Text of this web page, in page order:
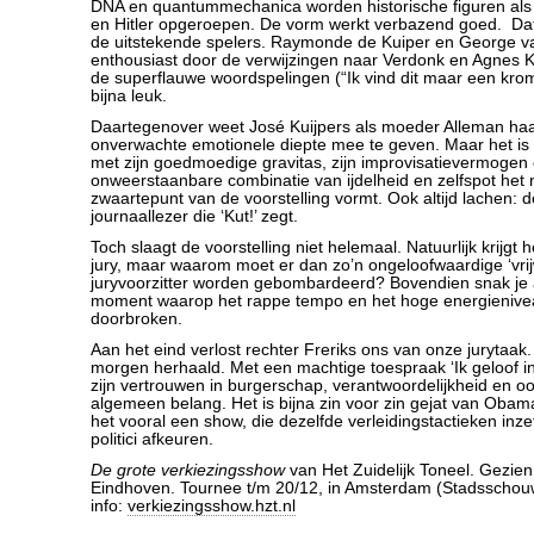
DNA en quantummechanica worden historische figuren
en Hitler opgeroepen. De vorm werkt verbazend goed.
de uitstekende spelers. Raymonde de Kuiper en George
enthousiast door de verwijzingen naar Verdonk en Agnes
de superflauwe woordspelingen (“Ik vind dit maar een
bijna leuk.
Daartegenover weet José Kuijpers als moeder Alleman
onverwachte emotionele diepte mee te geven. Maar het
met zijn goedmoedige gravitas, zijn improvisatievermogen
onweerstaanbare combinatie van ijdelheid en zelfspot het
zwaartepunt van de voorstelling vormt. Ook altijd lachen:
journaallezer die ‘Kut!’ zegt.
Toch slaagt de voorstelling niet helemaal. Natuurlijk krijgt
jury, maar waarom moet er dan zo’n ongeloofwaardige
juryvoorzitter worden gebombardeerd? Bovendien snak
moment waarop het rappe tempo en het hoge
doorbroken.
Aan het eind verlost rechter Freriks ons van onze
morgen herhaald. Met een machtige toespraak ‘Ik geloof
zijn vertrouwen in burgerschap, verantwoordelijkheid en
algemeen belang. Het is bijna zin voor zin gejat van
het vooral een show, die dezelfde verleidingstactieken
politici afkeuren.
De grote verkiezingsshowvan Het Zuidelijk Toneel.
Eindhoven. Tournee t/m 20/12, in Amsterdam
info: verkiezingsshow.hzt.nl